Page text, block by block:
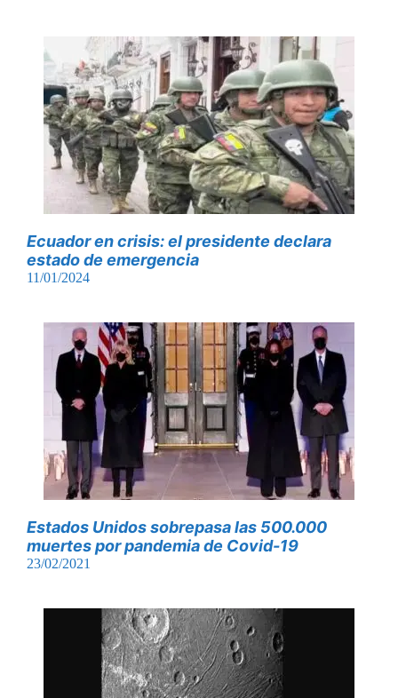
Ecuador en crisis: el presidente declara
estado de emergencia
11/01/2024
Estados Unidos sobrepasa las 500.000
muertes por pandemia de Covid-19
23/02/2021